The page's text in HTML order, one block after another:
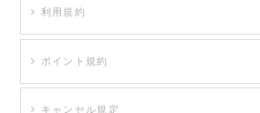
利用規約
ポイント規約
キャンセル規定